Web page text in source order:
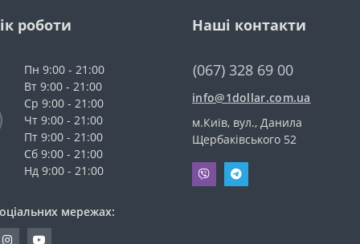
роботи
Пн 9:00 - 21:00
Вт 9:00 - 21:00
Ср 9:00 - 21:00
Чт 9:00 - 21:00
Пт 9:00 - 21:00
Сб 9:00 - 21:00
Нд 9:00 - 21:00
мережах:
Наші контакти
(067) 328 69 00
info@1dollar.com.ua
м.Київ, вул., Данила
Щербаківського 52